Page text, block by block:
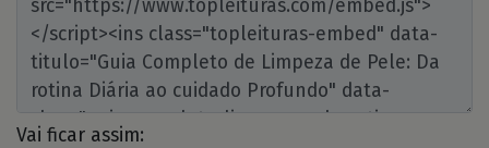
Vai ficar assim: